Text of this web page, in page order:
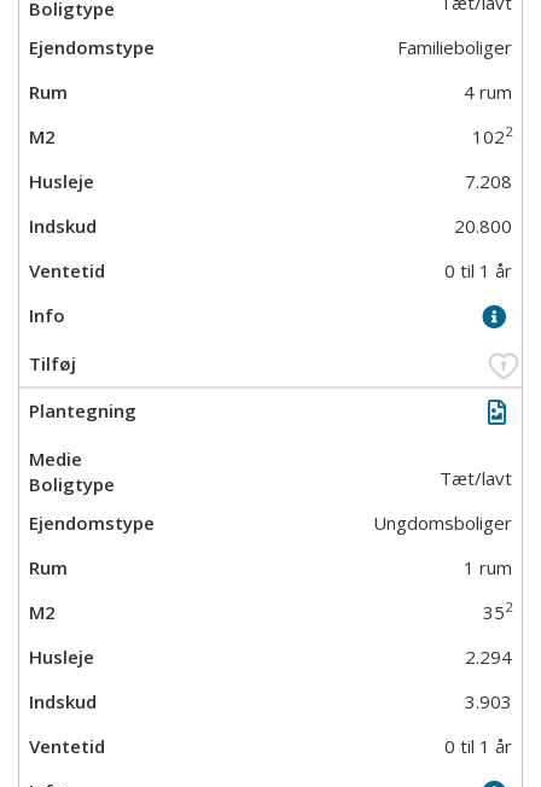
Familieboliger
4 rum
1022
7.208
20.800
0 til 1 år
Tæt/lavt
Ungdomsboliger
1 rum
352
2.294
3.903
0 til 1 år